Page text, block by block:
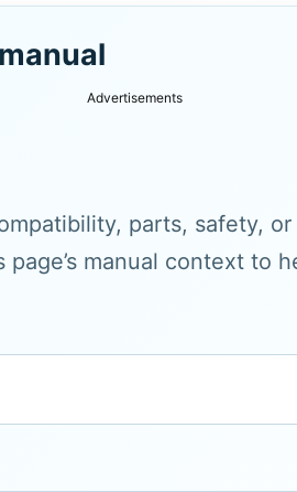
Advertisements
parts, safety,
manual context to